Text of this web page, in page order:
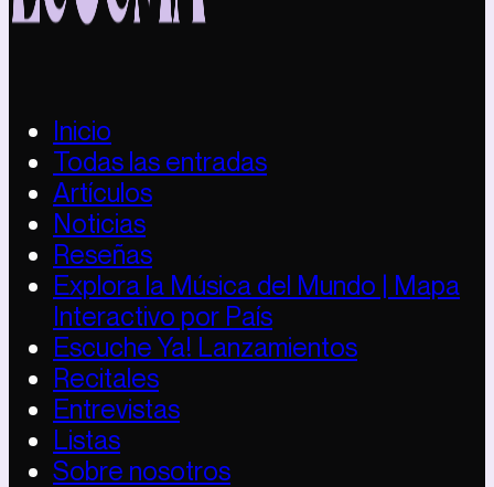
Inicio
Todas las entradas
Artículos
Noticias
Reseñas
Explora la Música del Mundo | Mapa
Interactivo por País
Escuche Ya! Lanzamientos
Recitales
Entrevistas
Listas
Sobre nosotros